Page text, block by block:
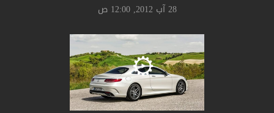
28 آب 2012, 12:00 ص